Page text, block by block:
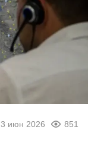
3 июн 2026 851